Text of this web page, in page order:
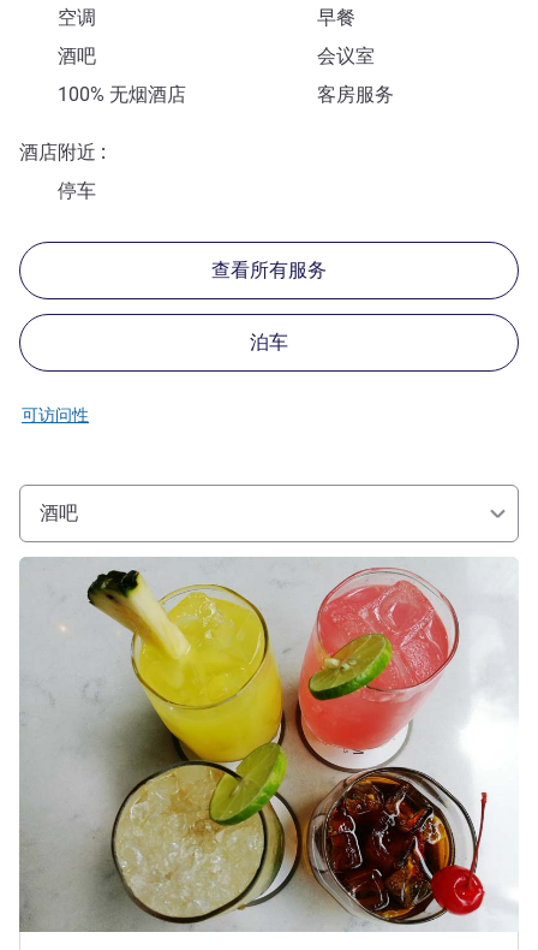
空调
早餐
酒吧
会议室
100% 无烟酒店
客房服务
酒店附近
停车
查看所有服务
泊车
可访问性
酒吧
请参阅详情